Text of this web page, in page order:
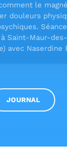
le
douleurs
Saint-Maur-
avec Naserdine
JOURNAL